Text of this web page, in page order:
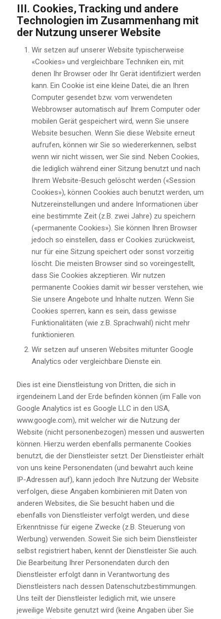
III. Cookies, Tracking und andere
Technologien im Zusammenhang mit
der Nutzung unserer Website
Wir setzen auf unserer Website typischerweise
«Cookies» und vergleichbare Techniken ein, mit
denen Ihr Browser oder Ihr Gerät identifiziert werden
kann. Ein Cookie ist eine kleine Datei, die an Ihren
Computer gesendet bzw. vom verwendeten
Webbrowser automatisch auf Ihrem Computer oder
mobilen Gerät gespeichert wird, wenn Sie unsere
Website besuchen. Wenn Sie diese Website erneut
aufrufen, können wir Sie so wiedererkennen, selbst
wenn wir nicht wissen, wer Sie sind. Neben Cookies,
die lediglich während einer Sitzung benutzt und nach
Ihrem Website-Besuch gelöscht werden («Session
Cookies»), können Cookies auch benutzt werden, um
Nutzereinstellungen und andere Informationen über
eine bestimmte Zeit (z.B. zwei Jahre) zu speichern
(«permanente Cookies»). Sie können Ihren Browser
jedoch so einstellen, dass er Cookies zurückweist,
nur für eine Sitzung speichert oder sonst vorzeitig
löscht. Die meisten Browser sind so voreingestellt,
dass Sie Cookies akzeptieren. Wir nutzen
permanente Cookies damit wir besser verstehen, wie
Sie unsere Angebote und Inhalte nutzen. Wenn Sie
Cookies sperren, kann es sein, dass gewisse
Funktionalitäten (wie z.B. Sprachwahl) nicht mehr
funktionieren.
Wir setzen auf unseren Websites mitunter Google
Analytics oder vergleichbare Dienste ein.
Dies ist eine Dienstleistung von Dritten, die sich in
irgendeinem Land der Erde befinden können (im Falle von
Google Analytics ist es Google LLC in den USA,
www.google.com), mit welcher wir die Nutzung der
Website (nicht personenbezogen) messen und auswerten
können. Hierzu werden ebenfalls permanente Cookies
benutzt, die der Dienstleister setzt. Der Dienstleister erhält
von uns keine Personendaten (und bewahrt auch keine
IP-Adressen auf), kann jedoch Ihre Nutzung der Website
verfolgen, diese Angaben kombinieren mit Daten von
anderen Websites, die Sie besucht haben und die
ebenfalls von Dienstleister verfolgt werden, und diese
Erkenntnisse für eigene Zwecke (z.B. Steuerung von
Werbung) verwenden. Soweit Sie sich beim Dienstleister
selbst registriert haben, kennt der Dienstleister Sie auch.
Die Bearbeitung Ihrer Personendaten durch den
Dienstleister erfolgt dann in Verantwortung des
Dienstleisters nach dessen Datenschutzbestimmungen.
Uns teilt der Dienstleister lediglich mit, wie unsere
jeweilige Website genutzt wird (keine Angaben über Sie